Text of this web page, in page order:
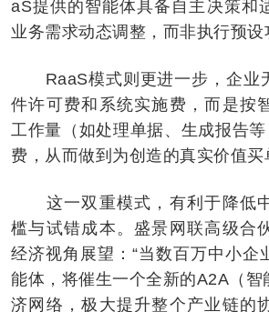
aS提供的智能体具备自主决策和
业务需求动态调整，而非执行预设
RaaS模式则更进一步，企业
件许可费和系统实施费，而是按
工作量（如处理单据、生成报告
费，从而做到为创造的真实价值买
这一双重模式，有利于降低
槛与试错成本。盛景网联高级合
经济视角展望：“当数百万中小企
能体，将催生一个全新的A2A（智
济网络，极大提升整个产业链的